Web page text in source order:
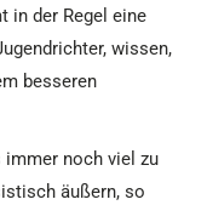
in der Regel eine
wissen,
besseren
immer noch viel zu
äußern, so